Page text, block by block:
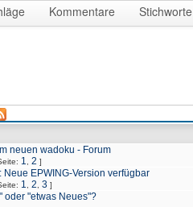
Kommentare Stichworte
neuen wadoku - Forum
1 2 ]
Neue EPWING-Version verfügbar
1 2 3 ]
oder "etwas Neues"?